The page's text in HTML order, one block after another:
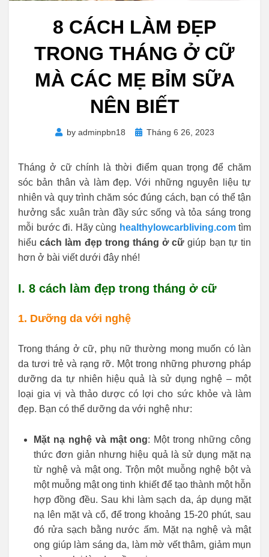
8 CÁCH LÀM ĐẸP
TRONG THÁNG Ở CỮ
MÀ CÁC MẸ BỈM SỮA
NÊN BIẾT
by adminpbn18
Posted
Tháng 6 26, 2023
Tháng ở cữ chính là thời điểm quan trọng để chăm
sóc bản thân và làm đẹp. Với những nguyên liệu tự
nhiên và quy trình chăm sóc đúng cách, bạn có thể tận
hưởng sắc xuân tràn đầy sức sống và tỏa sáng trong
mỗi bước đi. Hãy cùng healthylowcarbliving.comtìm
hiểucách làm đẹp trong tháng ở cữgiúp bạn tự tin
hơn ở bài viết dưới đây nhé!
I. 8 cách làm đẹp trong tháng ở cữ
1. Dưỡng da với nghệ
Trong tháng ở cữ, phụ nữ thường mong muốn có làn
da tươi trẻ và rạng rỡ. Một trong những phương pháp
dưỡng da tự nhiên hiệu quả là sử dụng nghệ – một
loại gia vị và thảo dược có lợi cho sức khỏe và làm
đẹp. Bạn có thể dưỡng da với nghệ như:
Mặt nạ nghệ và mật ong: Một trong những công
thức đơn giản nhưng hiệu quả là sử dụng mặt nạ
từ nghệ và mật ong. Trộn một muỗng nghệ bột và
một muỗng mật ong tinh khiết để tạo thành một hỗn
hợp đồng đều. Sau khi làm sạch da, áp dụng mặt
nạ lên mặt và cổ, để trong khoảng 15-20 phút, sau
đó rửa sạch bằng nước ấm. Mặt nạ nghệ và mật
ong giúp làm sáng da, làm mờ vết thâm, giảm mụn